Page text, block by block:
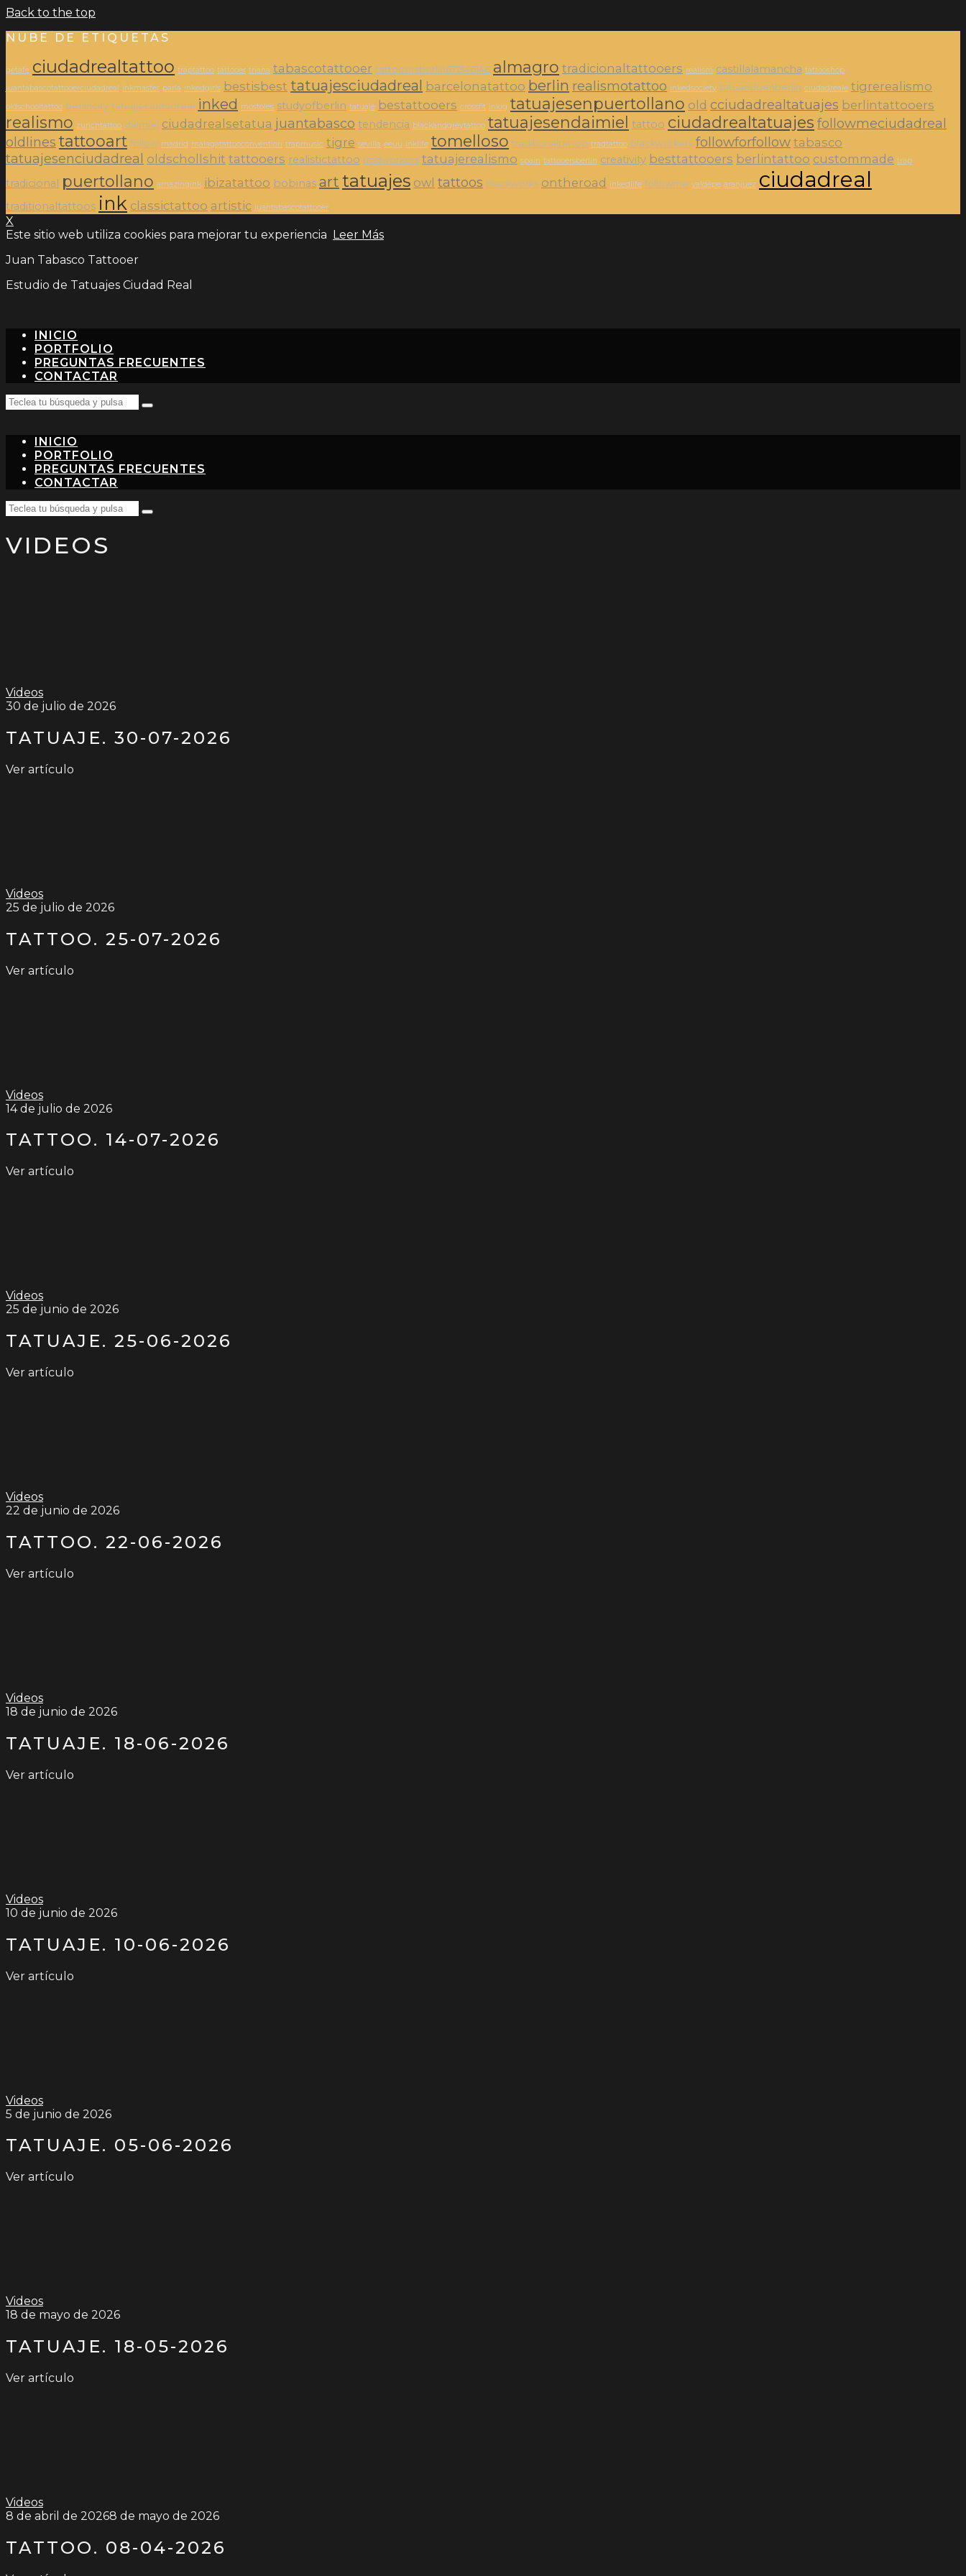
Back to the top
NUBE DE ETIQUETAS
getafe ciudadrealtattoo traptattoo tattooer triana tabascotattooer tattooersberlin671346146 almagro tradicionaltattooers realism castillalamancha tattooshop
juantabascotattooerciudadreal inkmaster parla inkedgirls bestisbest tatuajesciudadreal barcelonatattoo berlin realismotattoo inkedsociety tatuandoenberlin ciudadreale tigrerealismo
oldschooltattoo berlincity tatuajeciudadreal inked mostoles studyofberlin tatuaje bestattooers crossfit inkig tatuajesenpuertollano old cciudadrealtatuajes berlintattooers
realismo zurichtattoo daimiel ciudadrealsetatua juantabasco tendencia blackandgreytattoo tatuajesendaimiel tattoo ciudadrealtatuajes followmeciudadreal
oldlines tattooart follow madrid malagatattooconvention trapmusic tigre sevilla eeuu inklife tomelloso traditionaltattoo tradtattoo blackworkers followforfollow tabasco
tatuajesenciudadreal oldschollshit tattooers realistictattoo tradworkers tatuajerealismo spain tattooersberlin creativity besttattooers berlintattoo custommade trap
tradicional puertollano amazingink ibizatattoo bobinas art tatuajes owl tattoos blackworks ontheroad inkedlife followme valdepe aranjuez ciudadreal
traditionaltattoos ink classictattoo artistic juantabascotattooer
X
Este sitio web utiliza cookies para mejorar tu experiencia Leer Más
Juan Tabasco Tattooer
Estudio de Tatuajes Ciudad Real
INICIO
PORTFOLIO
PREGUNTAS FRECUENTES
CONTACTAR
Search
for:
Teclea
intro…
INICIO
PORTFOLIO
PREGUNTAS FRECUENTES
CONTACTAR
Search
for:
Teclea
VIDEOS
Videos
30 de julio de 2026
TATUAJE. 30-07-2026
Ver artículo
Videos
25 de julio de 2026
TATTOO. 25-07-2026
Ver artículo
Videos
14 de julio de 2026
TATTOO. 14-07-2026
Ver artículo
Videos
25 de junio de 2026
TATUAJE. 25-06-2026
Ver artículo
Videos
22 de junio de 2026
TATTOO. 22-06-2026
Ver artículo
Videos
18 de junio de 2026
TATUAJE. 18-06-2026
Ver artículo
Videos
10 de junio de 2026
TATUAJE. 10-06-2026
Ver artículo
Videos
5 de junio de 2026
TATUAJE. 05-06-2026
Ver artículo
Videos
18 de mayo de 2026
TATUAJE. 18-05-2026
Ver artículo
Videos
8 de abril de 20268 de mayo de 2026
TATTOO. 08-04-2026